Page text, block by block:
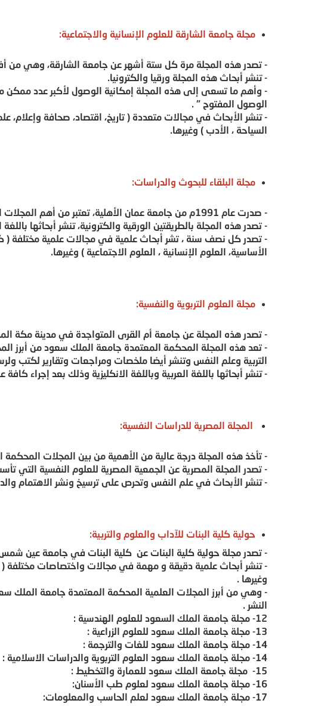
مجلة جامعة الشارقة للعلوم الإنسانية والاجتماعية:
- تصدر هذه المجلة مرة كل ستة أشهر عن جامعة الشارقة، وهي من
- تنشر أبحاث هذه المجلة ورقيا والكترونيا.
- وأهم ما تسعى إلى هذه المجلة إمكانية الوصول لأكبر عدد ممكن
الوصول المفتوح " .
- تنشر الأبحاث في مجالات متعددة ( تاريخ، اقتصاد، صحافة وإعلام،
السياحة ، الأدب ) وغيرها.
مجلة البلقاء للبحوث والدراسات:
- صدرت عام 1991م من جامعة عمان الأهلية، تعتبر من أهم المجلات المحكمة المعتمدة جامعة الملك سعود أيضا.
- تصدر هذه المجلة بالطريقتين الورقية والكترونية، تنشر أبحاثها باللغة
- تصدر كل نصف سنة ، تشر أبحاث علمية في مجالات علمية مختلفة (
الأساسية، العلوم الإنسانية ، العلوم الاجتماعية ) وغيرها.
مجلة العلوم التربوية والنفسية:
- تصدر هذه المجلة عن جامعة أم القرى المتواجدة في مدينة مكة
- تعد هذه المجلة المحكمة المعتمدة جامعة الملك سعود من
التربية وعلم النفس وتنشر أيضا ملخصات ومراجعات وتقارير لكتب
- تنشر أبحاثها باللغة العربية وباللغة الانكليزية وذلك بعد إجراء
المجلة المصرية للدراسات النفسية:
- تأخذ هذه المجلة درجة عالية من الأهمية من بين المجلات
- تصدر المجلة المصرية عن الجمعية المصرية للعلوم النفسية التي تأسست عام 1948
- تنشر الأبحاث في علم النفس وتحرص على ترسيخ ونشر الاهتمام
حولية كلية البنات للآداب والعلوم والتربية:
- تصدر مجلة حولية كلية البنات عن كلية البنات في جامعة عين
- تنشر أبحاث علمية دقيقة و مهمة في مجالات واختصاصات مختلفة (
وغيرها .
- وهي من أبرز المجلات العلمية المحكمة المعتمدة جامعة الملك
النشر .
12- مجلة جامعة الملك السعود للعلوم الهندسية :
13- مجلة جامعة الملك سعود للعلوم الزراعية :
14- مجلة جامعة الملك سعود للغات والترجمة :
14- مجلة جامعة الملك سعود العلوم التربوية والدراسات الاسلامية :
15- مجلة جامعة الملك سعود للعمارة والتخطيط :
16- مجلة جامعة الملك سعود لعلوم طب الأسنان:
17- مجلة جامعة الملك سعود لعلم الحاسب والمعلومات: